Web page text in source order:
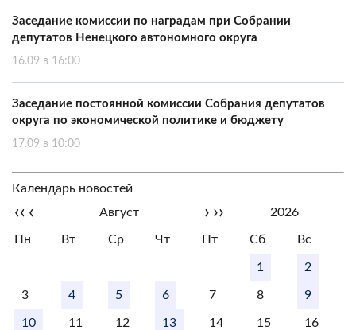
Заседание комиссии по наградам при Собрании
депутатов Ненецкого автономного округа
16.09 в 16:00
Заседание постоянной комиссии Собрания депутатов
округа по экономической политике и бюджету
17.09 в 10:00
Календарь новостей
‹‹ ‹ Август › ›› 2026
Пн Вт Ср Чт Пт Сб Вс
1 2
3 4 5 6 7 8 9
10 11 12 13 14 15 16